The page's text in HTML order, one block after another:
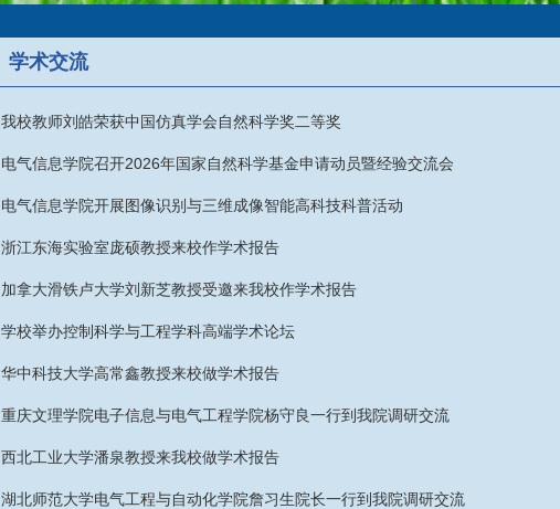
学术交流
我校教师刘皓荣获中国仿真学会自然科学奖二等奖
电气信息学院召开2026年国家自然科学基金申请动员暨经验交流会
电气信息学院开展图像识别与三维成像智能高科技科普活动
浙江东海实验室庞硕教授来校作学术报告
加拿大滑铁卢大学刘新芝教授受邀来我校作学术报告
学校举办控制科学与工程学科高端学术论坛
华中科技大学高常鑫教授来校做学术报告
重庆文理学院电子信息与电气工程学院杨守良一行到我院调研交流
西北工业大学潘泉教授来我校做学术报告
湖北师范大学电气工程与自动化学院詹习生院长一行到我院调研交流